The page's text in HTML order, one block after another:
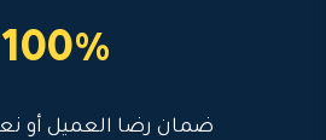
100%
ضمان رضا العميل أو